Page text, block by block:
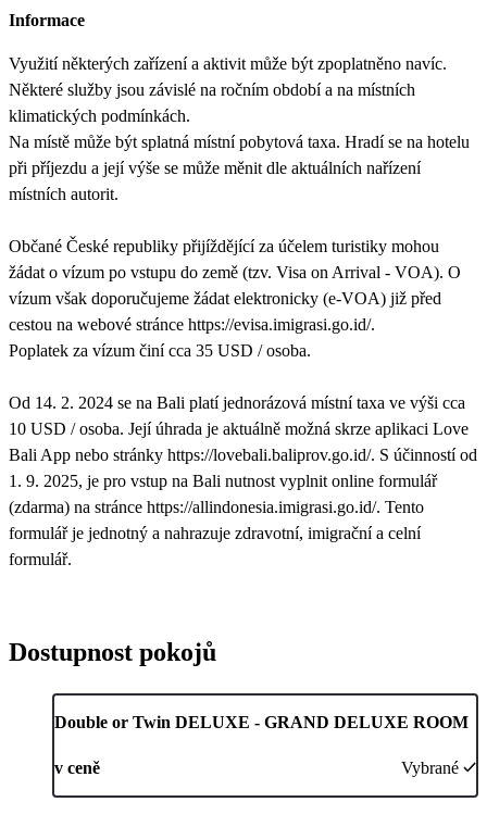
Informace
Využití některých zařízení a aktivit může být zpoplatněno navíc.
Některé služby jsou závislé na ročním období a na místních
klimatických podmínkách.
Na místě může být splatná místní pobytová taxa. Hradí se na hotelu
při příjezdu a její výše se může měnit dle aktuálních nařízení
místních autorit.
Občané České republiky přijíždějící za účelem turistiky mohou
žádat o vízum po vstupu do země (tzv. Visa on Arrival - VOA). O
vízum však doporučujeme žádat elektronicky (e-VOA) již před
cestou na webové stránce https://evisa.imigrasi.go.id/.
Poplatek za vízum činí cca 35 USD / osoba.
Od 14. 2. 2024 se na Bali platí jednorázová místní taxa ve výši cca
10 USD / osoba. Její úhrada je aktuálně možná skrze aplikaci Love
Bali App nebo stránky https://lovebali.baliprov.go.id/. S účinností od
1. 9. 2025, je pro vstup na Bali nutnost vyplnit online formulář
(zdarma) na stránce https://allindonesia.imigrasi.go.id/. Tento
formulář je jednotný a nahrazuje zdravotní, imigrační a celní
formulář.
Dostupnost pokojů
Double or Twin DELUXE - GRAND DELUXE ROOM
v ceně Vybrané